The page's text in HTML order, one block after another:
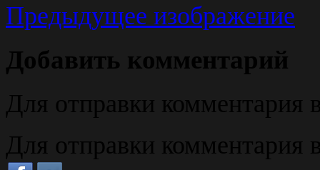
Предыдущее изображение
Добавить комментарий
Для отправки
Для отправки комментария